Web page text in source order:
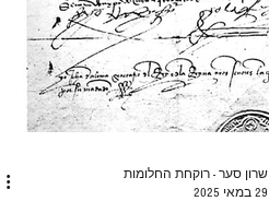
שרון סער - רוקחת החלומות
29 במאי 2025